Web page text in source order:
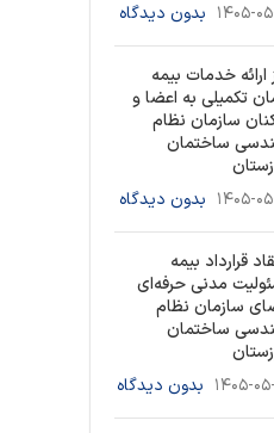
۰۵-۰۹ بدون دیدگاه
ارائه خدمات بیمه
تکمیلی به اعضا و
سازمان نظام
ساختمان
۰۵-۰۹ بدون دیدگاه
قرارداد بیمه
مدنی حرفه‌ای
سازمان نظام
ساختمان
۰۵-۰۸ بدون دیدگاه